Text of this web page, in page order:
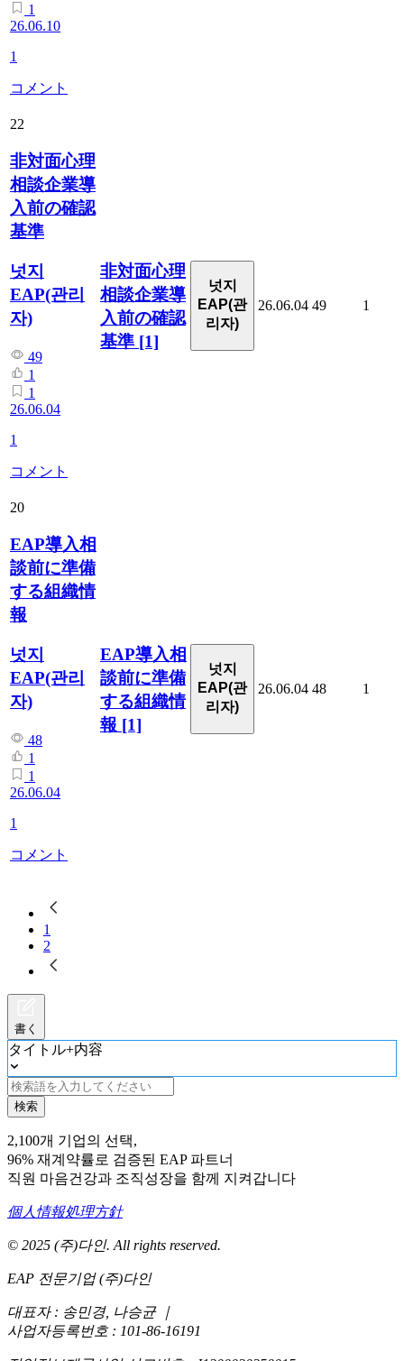
1
26.06.10
1
コメント
22
非対面心理
相談企業導
入前の確認
基準
넛지
EAP(관리
자)
49
1
1
26.06.04
1
コメント
非対面心理
相談企業導
入前の確認
基準 [1]
넛지
EAP(관
리자)
26.06.04 49 1
20
EAP導入相
談前に準備
する組織情
報
넛지
EAP(관리
자)
48
1
1
26.06.04
1
コメント
EAP導入相
談前に準備
する組織情
報 [1]
넛지
EAP(관
리자)
26.06.04 48 1
1
2
書く
タイトル+内容
検索
2,100개 기업의 선택,
96% 재계약률로 검증된 EAP 파트너
직원 마음건강과 조직성장을 함께 지켜갑니다
個人情報処理方針
© 2025 (주)다인. All rights reserved.
EAP 전문기업 (주)다인
대표자 : 송민경, 나승균 ｜
사업자등록번호 : 101-86-16191